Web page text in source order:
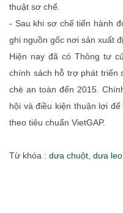
thuật sơ chế.
- Sau khi sơ chế tiến hành
ghi nguồn gốc nơi sản xuất
Hiện nay đã có Thông tư
chính sách hỗ trợ phát triển
chè an toàn đến 2015.
hội và điều kiện thuận lợi
theo tiêu chuẩn VietGAP.
Từ khóa : dưa chuột dưa leo